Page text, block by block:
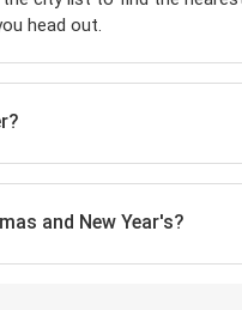
head out.
and New Year's?